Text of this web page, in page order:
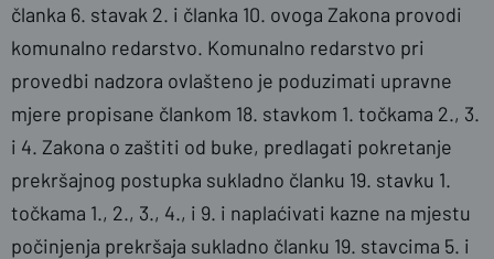
članka 6. stavak 2. i članka 10. ovoga Zakona provodi
komunalno redarstvo. Komunalno redarstvo pri
provedbi nadzora ovlašteno je poduzimati upravne
mjere propisane člankom 18. stavkom 1. točkama 2., 3.
i 4. Zakona o zaštiti od buke, predlagati pokretanje
prekršajnog postupka sukladno članku 19. stavku 1.
točkama 1., 2., 3., 4., i 9. i naplaćivati kazne na mjestu
počinjenja prekršaja sukladno članku 19. stavcima 5. i